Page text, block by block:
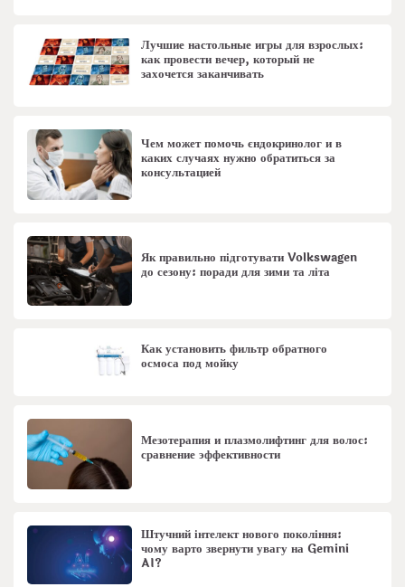
Лучшие настольные игры для взрослых:
как провести вечер, который не
захочется заканчивать
Чем может помочь єндокринолог и в
каких случаях нужно обратиться за
консультацией
Як правильно підготувати Volkswagen
до сезону: поради для зими та літа
Как установить фильтр обратного
осмоса под мойку
Мезотерапия и плазмолифтинг для волос:
сравнение эффективности
Штучний інтелект нового покоління:
чому варто звернути увагу на Gemini
AI?